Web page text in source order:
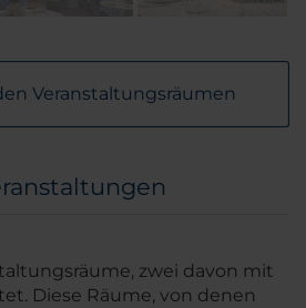
Veranstaltungsräumen
zwei davon mit
Diese Räume, von denen